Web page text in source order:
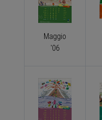
Maggio
'06